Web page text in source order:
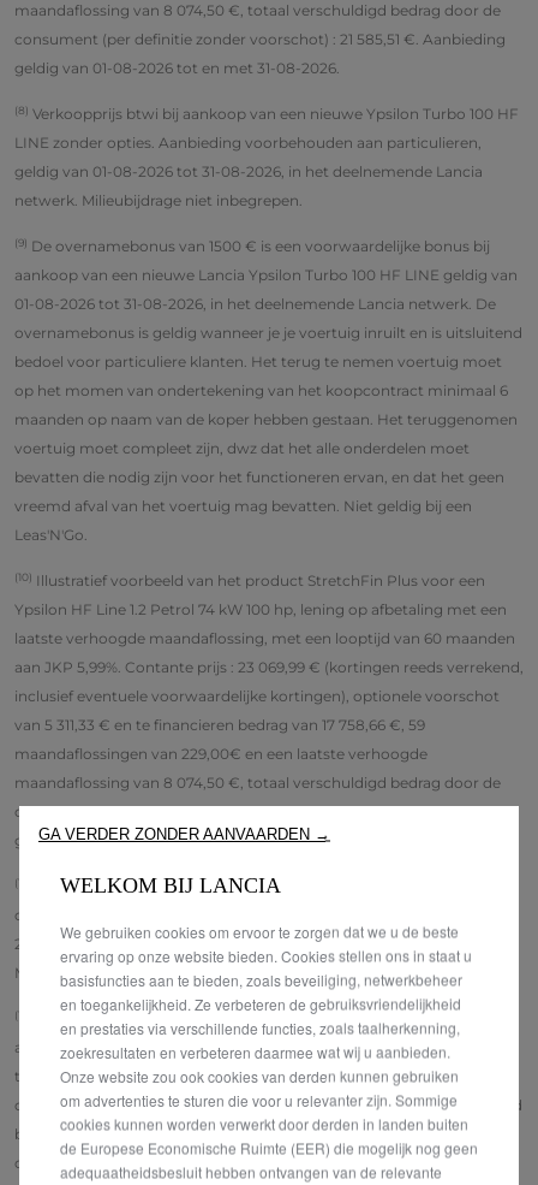
maandaflossing van 8 074,50 €, totaal verschuldigd bedrag door de
consument (per definitie zonder voorschot) : 21 585,51 €. Aanbieding
geldig van 01-08-2026 tot en met 31-08-2026.
(8) Verkoopprijs btwi bij aankoop van een nieuwe Ypsilon Turbo 100 HF
LINE zonder opties. Aanbieding voorbehouden aan particulieren,
geldig van 01-08-2026 tot 31-08-2026, in het deelnemende Lancia
netwerk. Milieubijdrage niet inbegrepen.
(9) De overnamebonus van 1500 € is een voorwaardelijke bonus bij
aankoop van een nieuwe Lancia Ypsilon Turbo 100 HF LINE geldig van
01-08-2026 tot 31-08-2026, in het deelnemende Lancia netwerk. De
overnamebonus is geldig wanneer je je voertuig inruilt en is uitsluitend
bedoel voor particuliere klanten. Het terug te nemen voertuig moet
op het momen van ondertekening van het koopcontract minimaal 6
maanden op naam van de koper hebben gestaan. Het teruggenomen
voertuig moet compleet zijn, dwz dat het alle onderdelen moet
bevatten die nodig zijn voor het functioneren ervan, en dat het geen
vreemd afval van het voertuig mag bevatten. Niet geldig bij een
Leas'N'Go.
(10) Illustratief voorbeeld van het product StretchFin Plus voor een
Ypsilon HF Line 1.2 Petrol 74 kW 100 hp, lening op afbetaling met een
laatste verhoogde maandaflossing, met een looptijd van 60 maanden
aan JKP 5,99%. Contante prijs : 23 069,99 € (kortingen reeds verrekend,
inclusief eventuele voorwaardelijke kortingen), optionele voorschot
van 5 311,33 € en te financieren bedrag van 17 758,66 €, 59
maandaflossingen van 229,00€ en een laatste verhoogde
maandaflossing van 8 074,50 €, totaal verschuldigd bedrag door de
consument (per definitie zonder voorschot) : 21 585,51 €. Aanbieding
geldig van 01-08-2026 tot en met 31-08-2026.
(11)
Verkoopprijs btwi bij aankoop van een nieuwe Ypsilon Ibrida zonder
opties. Aanbieding voorbehouden aan particulieren, geldig van 01-08-
2026 tot 31-08-2026, in het deelnemende Lancia netwerk.
Milieubijdrage niet inbegrepen.
(12)
De overnamebonus van 1500 € is een voorwaardelijke bonus bij
aankoop van een nieuwe Lancia Ypsilon Ibrida geldig van 01-08-2026
tot 31-08-2026, in het deelnemende Lancia netwerk. De
overnamebonus is geldig wanneer je je voertuig inruilt en is uitsluitend
bedoel voor particuliere klanten. Het terug te nemen voertuig moet
op het momen van ondertekening van het koopcontract minimaal 6
GA VERDER ZONDER AANVAARDEN →
WELKOM BIJ LANCIA
We gebruiken cookies om ervoor te zorgen dat we u de beste
ervaring op onze website bieden. Cookies stellen ons in staat u
basisfuncties aan te bieden, zoals beveiliging, netwerkbeheer
en toegankelijkheid. Ze verbeteren de gebruiksvriendelijkheid
en prestaties via verschillende functies, zoals taalherkenning,
zoekresultaten en verbeteren daarmee wat wij u aanbieden.
Onze website zou ook cookies van derden kunnen gebruiken
om advertenties te sturen die voor u relevanter zijn. Sommige
cookies kunnen worden verwerkt door derden in landen buiten
de Europese Economische Ruimte (EER) die mogelijk nog geen
adequaatheidsbesluit hebben ontvangen van de relevante